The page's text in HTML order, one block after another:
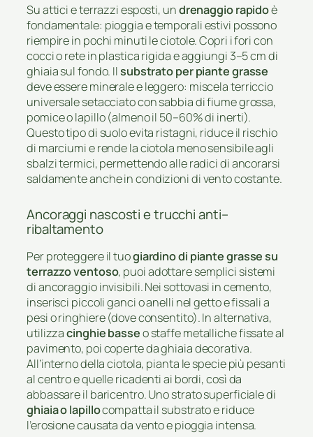
Su attici e terrazzi esposti, undrenaggio rapidoè
fondamentale: pioggia e temporali estivi possono
riempire in pochi minuti le ciotole. Copri i fori con
cocci o rete in plastica rigida e aggiungi 3–5 cm di
ghiaia sul fondo. Ilsubstrato per piante grasse
deve essere minerale e leggero: miscela terriccio
universale setacciato con sabbia di fiume grossa,
pomice o lapillo (almeno il 50–60% di inerti).
Questo tipo di suolo evita ristagni, riduce il rischio
di marciumi e rende la ciotola meno sensibile agli
sbalzi termici, permettendo alle radici di ancorarsi
saldamente anche in condizioni di vento costante.
Ancoraggi nascosti e trucchi anti–
ribaltamento
Per proteggere il tuogiardino di piante grasse su
terrazzo ventoso, puoi adottare semplici sistemi
di ancoraggio invisibili. Nei sottovasi in cemento,
inserisci piccoli ganci o anelli nel getto e fissali a
pesi o ringhiere (dove consentito). In alternativa,
utilizzacinghie basseo staffe metalliche fissate al
pavimento, poi coperte da ghiaia decorativa.
All’interno della ciotola, pianta le specie più pesanti
al centro e quelle ricadenti ai bordi, così da
abbassare il baricentro. Uno strato superficiale di
ghiaia o lapillocompatta il substrato e riduce
l’erosione causata da vento e pioggia intensa.